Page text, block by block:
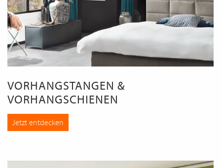
VORHANGSTANGEN &
VORHANGSCHIENEN
Jetzt entdecken